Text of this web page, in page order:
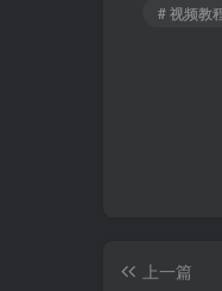
# 视频教
上一篇